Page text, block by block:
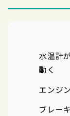
水温計
動く
エンジ
ブレー